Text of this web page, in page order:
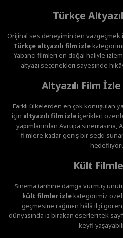
Türkçe
Orijinal ses deneyiminden
Türkçe altyazılı film izle
Yabancı filmleri en doğal haliyle
altyazı seçenekleri sayesinde
Altyazılı Film
Farklı ülkelerden en çok konuşulan
için altyazılı film izleiçerikleri
yapımlarından Avrupa sinemasına,
filmlere kadar geniş bir seçki
Kült
Sinema tarihine damga vurmuş
kült filmler izlekategorimiz özel
geçmesine rağmen hâlâ ilgi
dünyasında iz bırakan eserleri tek
keyfi